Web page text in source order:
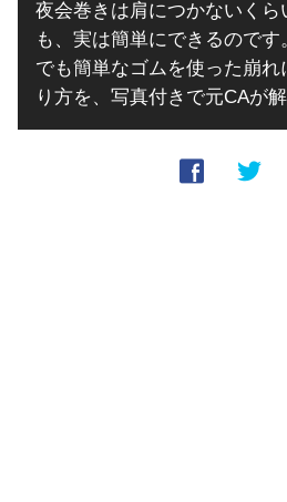
夜会巻きは肩につかないく
も、実は簡単にできるので
でも簡単なゴムを使った崩
り方を、写真付きで元CAが解